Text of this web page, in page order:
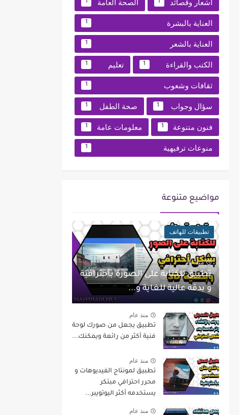
أشعار وقصائد 1 الصحة العامة 1
العناية بالبشرة 1
العناية بالشعر 1
الكتب والقراءة 1 تعليم 1
ثقافات وشعوب 1
سؤال وجواب 1 صحة الطفل 1
فنون متنوعة 1 معلومات عامة 1
منوعات ترفيهية 1
مواضيع متنوعة
تطبيقات للهاتف
منذ عام
تطبيق للكتابة على الصورة بأحترافية
و بدقة عالية للغاية و...
منذ عام
تطبيق يجعل من صورك لوحة
فنية أكثر من رائعة ويمكنك...
منذ عام
تطبيق لمونتاج الفيديوهات و
محرر احترافي مبتكر
يستخدمه أكثر اليوتويبر...
منذ عام